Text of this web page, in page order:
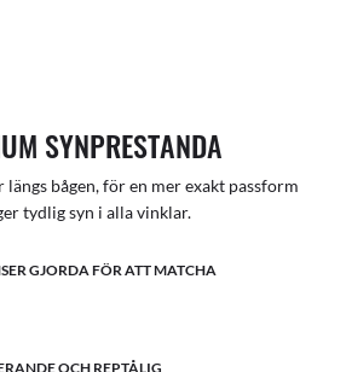
SYNPRESTANDA
bågen, för en mer exakt passform
tydlig syn i alla vinklar.
GJORDA FÖR ATT MATCHA
OCH REPTÅLIG